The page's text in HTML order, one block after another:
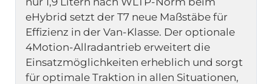
eHybrid setzt der T7 neue Maßstäbe für
Effizienz in der Van-Klasse. Der optionale
4Motion-Allradantrieb erweitert die
Einsatzmöglichkeiten erheblich und sorgt
für optimale Traktion in allen Situationen,